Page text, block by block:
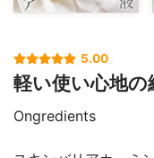
5.00
軽い使い心地の
Ongredients